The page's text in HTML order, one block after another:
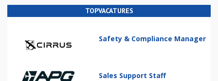
TOPVACATURES
Safety & Compliance Manager
Sales Support Staff